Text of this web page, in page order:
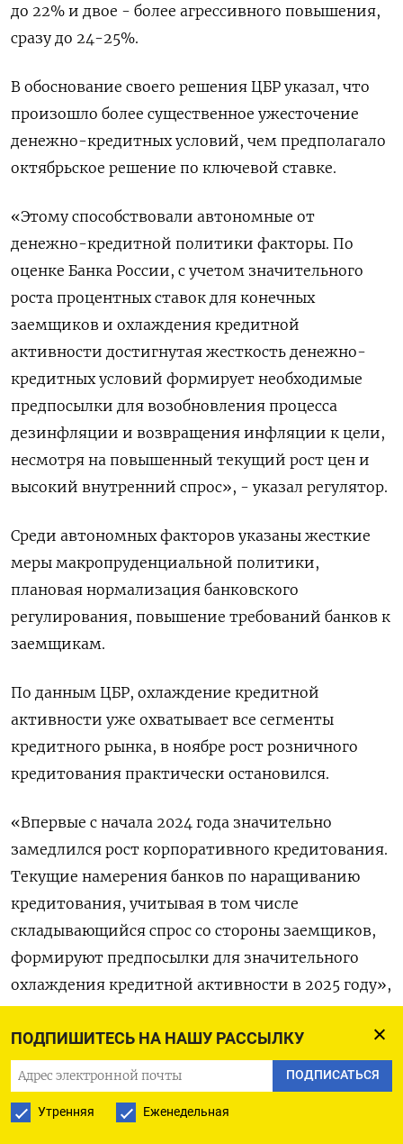
ПОДПИШИТЕСЬ НА НАШУ РАССЫЛКУ
ПОДПИСАТЬСЯ
Утренняя Еженедельная
до 22% и двое - более агрессивного повышения,
сразу до 24-25%.
В обоснование своего решения ЦБР указал, что
произошло более существенное ужесточение
денежно-кредитных условий, чем предполагало
октябрьское решение по ключевой ставке.
«Этому способствовали автономные от
денежно-кредитной политики факторы. По
оценке Банка России, с учетом значительного
роста процентных ставок для конечных
заемщиков и охлаждения кредитной
активности достигнутая жесткость денежно-
кредитных условий формирует необходимые
предпосылки для возобновления процесса
дезинфляции и возвращения инфляции к цели,
несмотря на повышенный текущий рост цен и
высокий внутренний спрос», - указал регулятор.
Среди автономных факторов указаны жесткие
меры макропруденциальной политики,
плановая нормализация банковского
регулирования, повышение требований банков к
заемщикам.
По данным ЦБР, охлаждение кредитной
активности уже охватывает все сегменты
кредитного рынка, в ноябре рост розничного
кредитования практически остановился.
«Впервые с начала 2024 года значительно
замедлился рост корпоративного кредитования.
Текущие намерения банков по наращиванию
кредитования, учитывая в том числе
складывающийся спрос со стороны заемщиков,
формируют предпосылки для значительного
охлаждения кредитной активности в 2025 году»,
- указал регулятор.
По оценке ЦБР, общий прирост кредитования по
итогам 2025 года может сложиться вблизи
нижней границы октябрьского прогнозного